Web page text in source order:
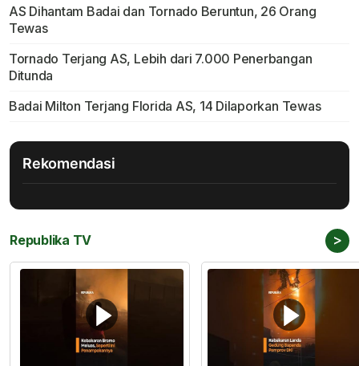
AS Dihantam Badai dan Tornado Beruntun, 26 Orang
Tewas
Tornado Terjang AS, Lebih dari 7.000 Penerbangan
Ditunda
Badai Milton Terjang Florida AS, 14 Dilaporkan Tewas
Rekomendasi
Republika TV >